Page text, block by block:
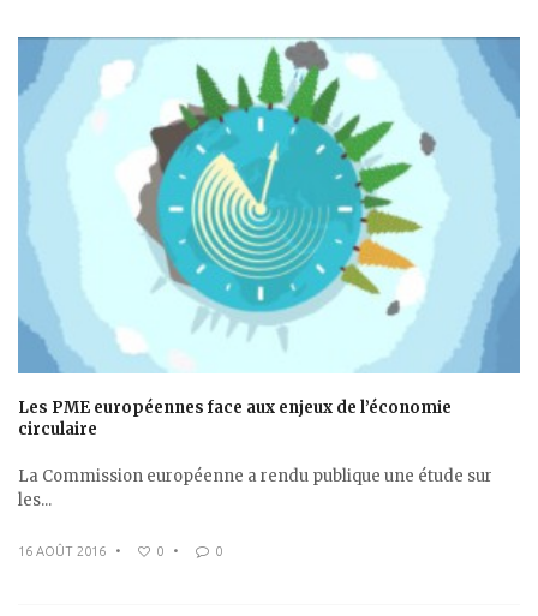
Les PME européennes face aux enjeux de l’économie
circulaire
La Commission européenne a rendu publique une étude sur
les...
16 AOÛT 2016 • 0 • 0